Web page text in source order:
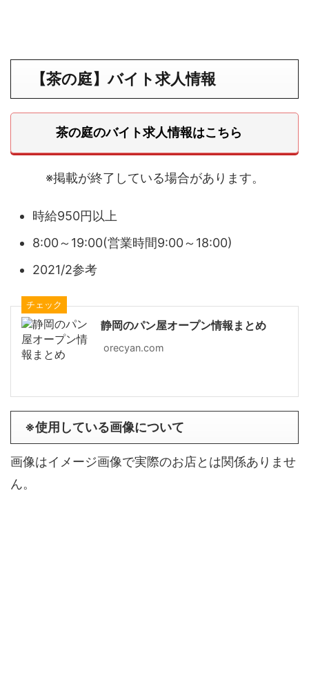
【茶の庭】バイト求人情報
茶の庭のバイト求人情報はこちら
※掲載が終了している場合があります。
時給950円以上
8:00～19:00(営業時間9:00～18:00)
2021/2参考
チェック
静岡のパン屋オープン情報まとめ
orecyan.com
※使用している画像について
画像はイメージ画像で実際のお店とは関係ありませ
ん。